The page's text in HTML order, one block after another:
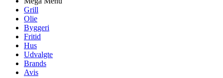
Grill
Olie
Byggeri
Fritid
Hus
Udvalgte
Brands
Avis